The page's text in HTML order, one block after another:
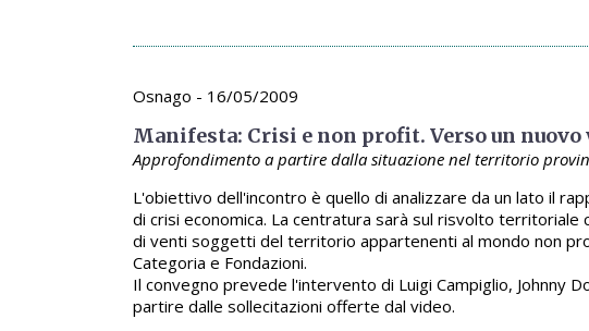
Archivio appuntamenti
Osnago - 16/05/2009
Manifesta: Crisi e non profit. Verso un nuovo
Approfondimento a partire dalla situazione nel territorio
L'obiettivo dell'incontro è quello di analizzare da un lato il
di crisi economica. La centratura sarà sul risvolto
di venti soggetti del territorio appartenenti al mondo non
Categoria e Fondazioni.
Il convegno prevede l'intervento di Luigi Campiglio, Johnny
partire dalle sollecitazioni offerte dal video.